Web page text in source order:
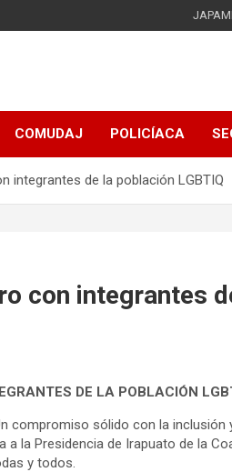
JAPAMI
COMUDAJ POLICÍACA
integrantes de la población LGBTIQ
con integrantes
DE LA POBLACIÓN
compromiso sólido con la inclusión
la Presidencia de Irapuato de la
y todos.